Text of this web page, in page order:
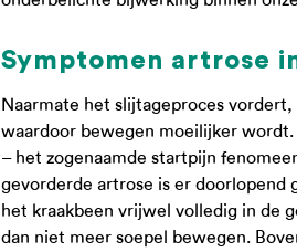
Symptomen artrose
Naarmate het slijtageproces
waardoor bewegen moeilijker wordt.
– het zogenaamde startpijn
gevorderde artrose is er doorlopend
het kraakbeen vrijwel volledig in de
dan niet meer soepel bewegen.